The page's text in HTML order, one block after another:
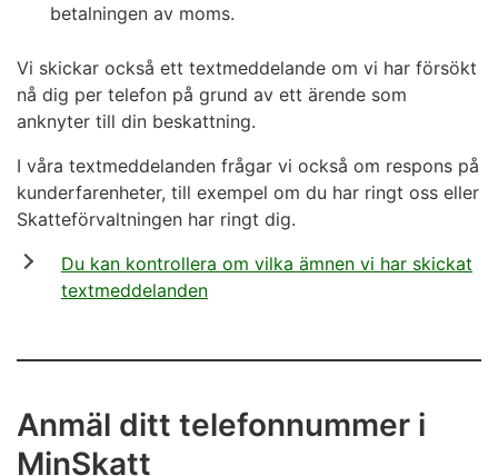
betalningen av moms.
Vi skickar också ett textmeddelande om vi har försökt
nå dig per telefon på grund av ett ärende som
anknyter till din beskattning.
I våra textmeddelanden frågar vi också om respons på
kunderfarenheter, till exempel om du har ringt oss eller
Skatteförvaltningen har ringt dig.
Du kan kontrollera om vilka ämnen vi har skickat
textmeddelanden
Anmäl ditt telefonnummer i
MinSkatt